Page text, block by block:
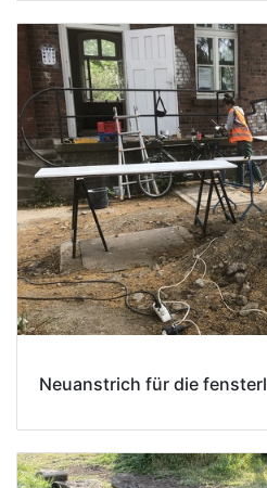
Neuanstrich für die